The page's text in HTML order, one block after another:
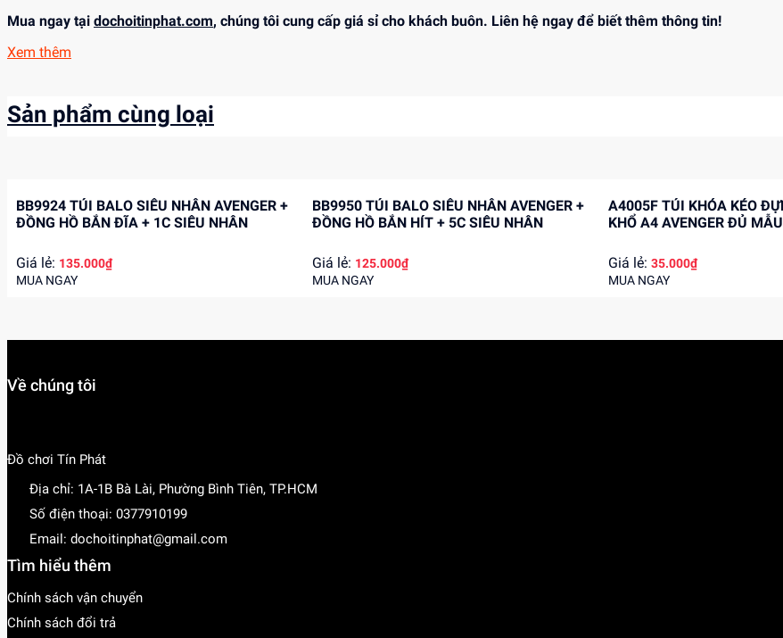
Mua ngay tại dochoitinphat.com, chúng tôi cung cấp giá sỉ cho khách buôn. Liên hệ ngay để biết thêm thông tin!
Xem thêm
Sản phẩm cùng loại
BB9924 TÚI BALO SIÊU NHÂN AVENGER +
ĐỒNG HỒ BẮN ĐĨA + 1C SIÊU NHÂN
Giá lẻ: 135.000₫
MUA NGAY
BB9950 TÚI BALO SIÊU NHÂN AVENGER +
ĐỒNG HỒ BẮN HÍT + 5C SIÊU NHÂN
Giá lẻ: 125.000₫
MUA NGAY
A4005F TÚI KHÓA KÉO ĐỰNG TÀI LIỆU
KHỔ A4 AVENGER ĐỦ MẪU
Giá lẻ: 35.000₫
MUA NGAY
Về chúng tôi
Đồ chơi Tín Phát
Địa chỉ: 1A-1B Bà Lài, Phường Bình Tiên, TP.HCM
Số điện thoại: 0377910199
Email: dochoitinphat@gmail.com
Tìm hiểu thêm
Chính sách vận chuyển
Chính sách đổi trả